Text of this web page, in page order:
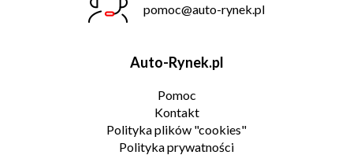
pomoc@auto-rynek.pl
Auto-Rynek.pl
Pomoc
Kontakt
Polityka plików "cookies"
Polityka prywatności